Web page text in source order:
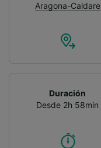
Aragona-Caldare
Duración
Desde 2h 58min